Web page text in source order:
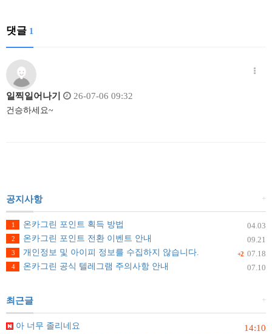
댓글 1
일찍일어나기 26-07-06 09:32
건승하세요~
+
공지사항
04.03
1
온카그린 포인트 획득 방법
09.21
2 온카그린 포인트 전환 이벤트 안내
+2 07.18
3
개인정보 및 아이피 정보를 수집하지 않습니다.
07.10
4 온카그린 공식 텔레그램 주의사항 안내
+
최근글
14:10
아 너무 졸리네요